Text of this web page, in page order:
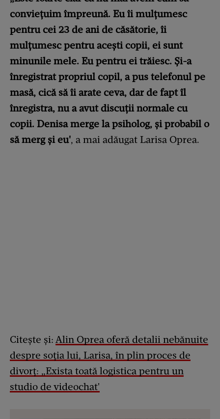
conviețuim împreună. Eu îi mulțumesc
pentru cei 23 de ani de căsătorie, îi
mulțumesc pentru acești copii, ei sunt
minunile mele. Eu pentru ei trăiesc. Și-a
înregistrat propriul copil, a pus telefonul pe
masă, cică să îi arate ceva, dar de fapt îl
înregistra, nu a avut discuții normale cu
copii. Denisa merge la psiholog, și probabil o
să merg și eu', a mai adăugat Larisa Oprea.
Citește și: Alin Oprea oferă detalii nebănuite
despre soția lui, Larisa, în plin proces de
divorț: „Exista toată logistica pentru un
studio de videochat'